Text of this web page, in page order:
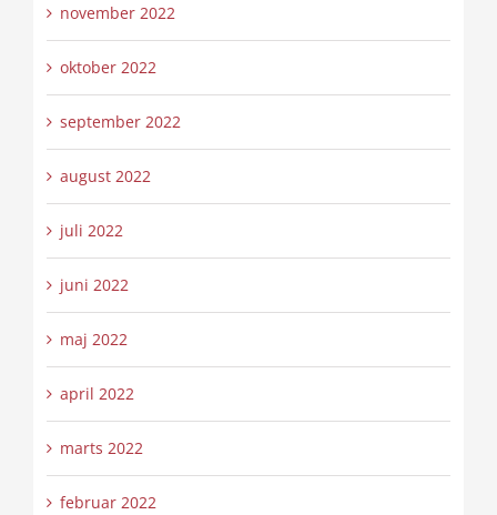
november 2022
oktober 2022
september 2022
august 2022
juli 2022
juni 2022
maj 2022
april 2022
marts 2022
februar 2022